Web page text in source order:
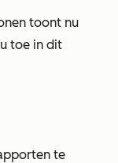
toont nu
toe in dit
te